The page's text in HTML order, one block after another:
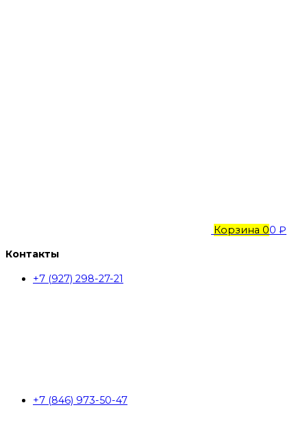
Корзина 00 ₽
Контакты
+7 (927) 298-27-21
+7 (846) 973-50-47